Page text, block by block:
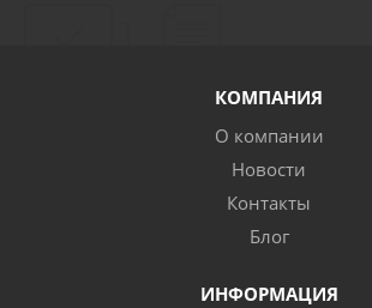
КОМПАНИЯ
О компании
Новости
Контакты
Блог
ИНФОРМАЦИЯ